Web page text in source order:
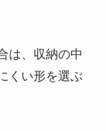
は、収納の中
くい形を選ぶ